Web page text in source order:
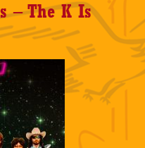
– The K Is